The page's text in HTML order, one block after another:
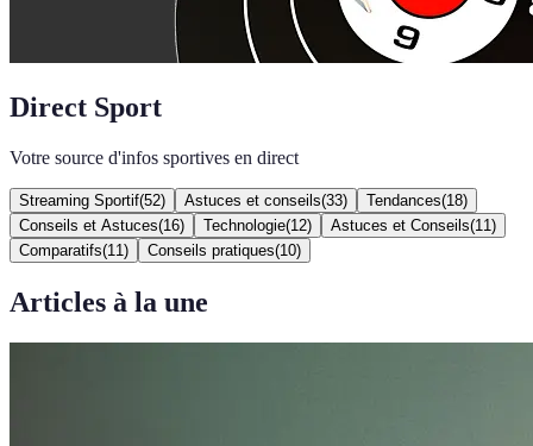
Direct Sport
Votre source d'infos sportives en direct
Streaming Sportif(52) Astuces et conseils(33) Tendances(18)
Conseils et Astuces(16) Technologie(12) Astuces et Conseils(11 )
Comparatifs(11 ) Conseils pratiques(10)
Articles à la une